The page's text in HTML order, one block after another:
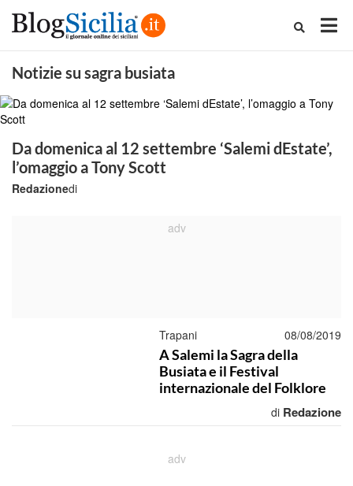
Notizie su sagra busiata
Da domenica al 12 settembre ‘Salemi dEstate’,
l’omaggio a Tony Scott
di
Redazione
Trapani 08/08/2019
A Salemi la Sagra della
Busiata e il Festival
internazionale del Folklore
di Redazione